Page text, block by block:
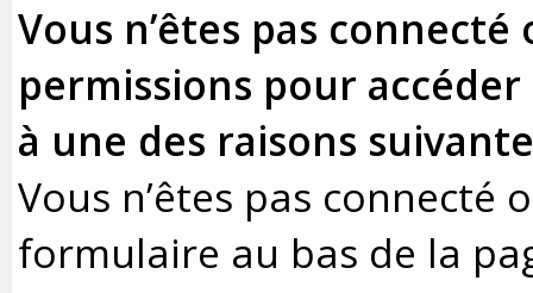
Vous n’êtes pas connecté
permissions pour
à une des raisons
Vous n’êtes pas connecté
formulaire au bas de la